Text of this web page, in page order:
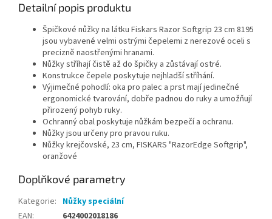
Detailní popis produktu
Špičkové nůžky na látku Fiskars Razor Softgrip 23 cm 8195
jsou vybavené velmi ostrými čepelemi z nerezové oceli s
precizně naostřenými hranami.
Nůžky stříhají čistě až do špičky a zůstávají ostré.
Konstrukce čepele poskytuje nejhladší stříhání.
Výjimečné pohodlí: oka pro palec a prst mají jedinečné
ergonomické tvarování, dobře padnou do ruky a umožňují
přirozený pohyb ruky.
Ochranný obal poskytuje nůžkám bezpečí a ochranu.
Nůžky jsou určeny pro pravou ruku.
Nůžky krejčovské, 23 cm, FISKARS "RazorEdge Softgrip",
oranžové
Doplňkové parametry
Kategorie: Nůžky speciální
EAN: 6424002018186